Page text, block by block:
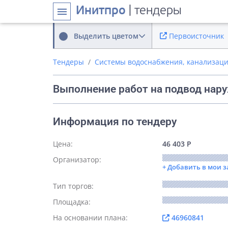
menu Инитпро | тендеры
Выделить цветом Первоисточник
Тендеры Системы водоснабжения,
Выполнение работ на подвод
Информация по тендеру
Цена:
46 403 Р
Организатор:
+ Добавить в мои
Тип торгов:
Площадка:
На основании плана:
46960841